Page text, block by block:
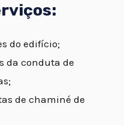
do edifício;
da conduta de
de chaminé de